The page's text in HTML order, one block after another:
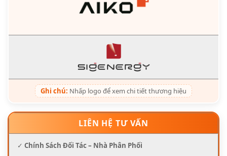
Ghi chú: Nhấp logo để xem chi tiết thương hiệu
LIÊN HỆ TƯ VẤN
✓ Chính Sách Đối Tác – Nhà Phân Phối